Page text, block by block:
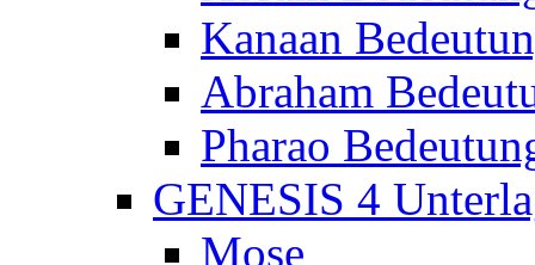
Kanaan
Abraham
Pharao
GENESIS 4
Mose